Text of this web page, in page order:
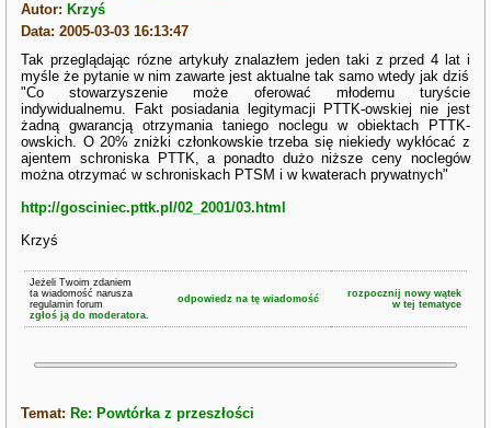
Autor: Krzyś
Data: 2005-03-03 16:13:47
Tak przeglądając rózne artykuły znalazłem jeden taki z przed 4 lat i
myśle że pytanie w nim zawarte jest aktualne tak samo wtedy jak dziś
"Co stowarzyszenie może oferować młodemu turyście
indywidualnemu. Fakt posiadania legitymacji PTTK-owskiej nie jest
żadną gwarancją otrzymania taniego noclegu w obiektach PTTK-
owskich. O 20% zniżki członkowskie trzeba się niekiedy wykłócać z
ajentem schroniska PTTK, a ponadto dużo niższe ceny noclegów
można otrzymać w schroniskach PTSM i w kwaterach prywatnych"
http://gosciniec.pttk.pl/02_2001/03.html
Krzyś
Jeżeli Twoim zdaniem
ta wiadomość narusza
regulamin forum
zgłoś ją do moderatora.
odpowiedz na tę wiadomość
rozpocznij nowy wątek
w tej tematyce
Temat: Re: Powtórka z przeszłości